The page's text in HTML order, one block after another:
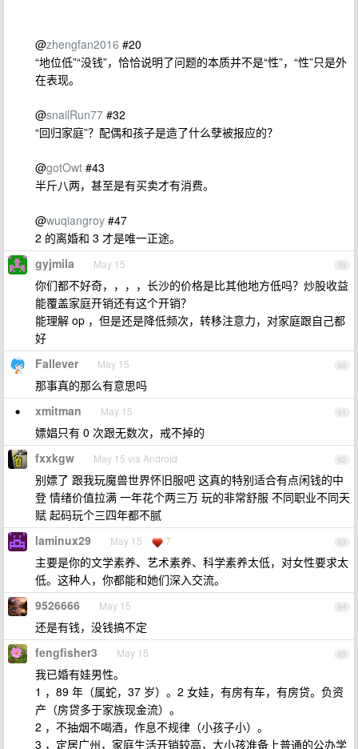
@zhengfan2016 #20
“地位低”“没钱”，恰恰说明了问题的本质并不是“性”，“性”只是外
在表现。
@snailRun77 #32
“回归家庭”？配偶和孩子是造了什么孽被报应的？
@gotOwt #43
半斤八两，甚至是有买卖才有消费。
@wuqiangroy #47
2 的离婚和 3 才是唯一正途。
59
gyjmila May 15
你们都不好奇，，，，长沙的价格是比其他地方低吗？炒股收益
能覆盖家庭开销还有这个开销？
能理解 op ，但是还是降低频次，转移注意力，对家庭跟自己都
好
60
Fallever May 15
那事真的那么有意思吗
61
xmitman May 15
嫖娼只有 0 次跟无数次，戒不掉的
62
fxxkgw May 15 via Android
别嫖了 跟我玩魔兽世界怀旧服吧 这真的特别适合有点闲钱的中
登 情绪价值拉满 一年花个两三万 玩的非常舒服 不同职业不同天
赋 起码玩个三四年都不腻
63
laminux29 May 15 7
主要是你的文学素养、艺术素养、科学素养太低，对女性要求太
低。这种人，你都能和她们深入交流。
64
9526666 May 15
还是有钱，没钱搞不定
65
fengfisher3 May 15
我已婚有娃男性。
1 ，89 年（属蛇，37 岁）。2 女娃，有房有车，有房贷。负资
产（房贷多于家族现金流）。
2 ，不抽烟不喝酒，作息不规律（小孩子小）。
3 ，定居广州，家庭生活开销较高，大小孩准备上普通的公办学